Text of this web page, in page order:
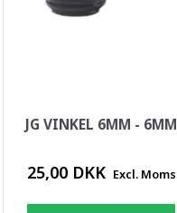
JG VINKEL 6MM - 6MM
25,00 DKK Excl. Moms